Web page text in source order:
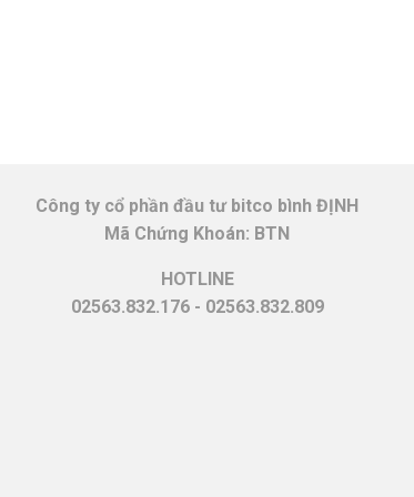
Công ty cổ phần đầu tư bitco bình ĐỊNH
Mã Chứng Khoán: BTN
HOTLINE
02563.832.176 - 02563.832.809